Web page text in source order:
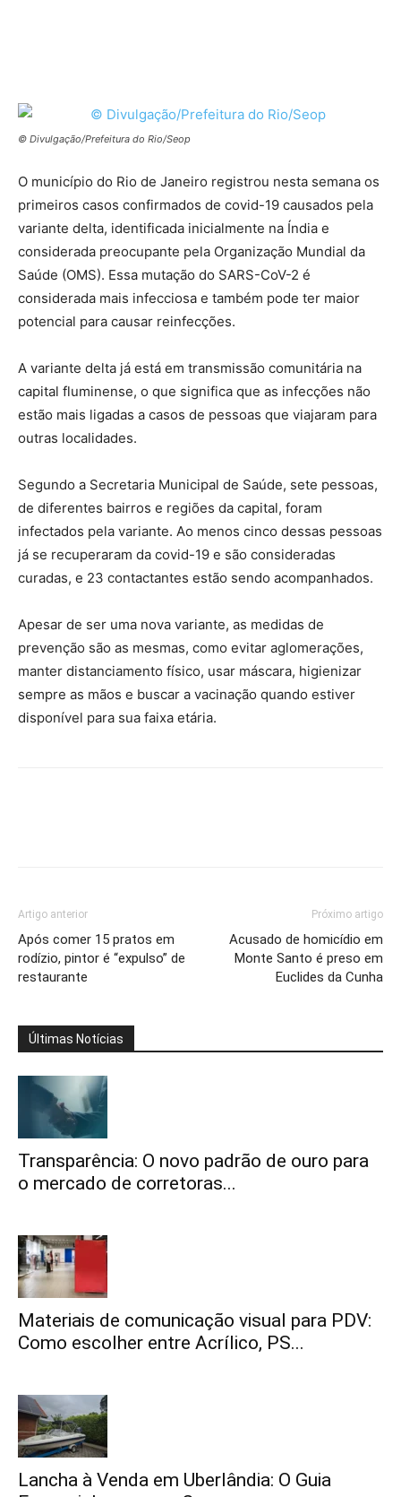
© Divulgação/Prefeitura do Rio/Seop
O município do Rio de Janeiro registrou nesta semana os
primeiros casos confirmados de covid-19 causados pela
variante delta, identificada inicialmente na Índia e
considerada preocupante pela Organização Mundial da
Saúde (OMS). Essa mutação do SARS-CoV-2 é
considerada mais infecciosa e também pode ter maior
potencial para causar reinfecções.
A variante delta já está em transmissão comunitária na
capital fluminense, o que significa que as infecções não
estão mais ligadas a casos de pessoas que viajaram para
outras localidades.
Segundo a Secretaria Municipal de Saúde, sete pessoas,
de diferentes bairros e regiões da capital, foram
infectados pela variante. Ao menos cinco dessas pessoas
já se recuperaram da covid-19 e são consideradas
curadas, e 23 contactantes estão sendo acompanhados.
Apesar de ser uma nova variante, as medidas de
prevenção são as mesmas, como evitar aglomerações,
manter distanciamento físico, usar máscara, higienizar
sempre as mãos e buscar a vacinação quando estiver
disponível para sua faixa etária.
Artigo anterior
Após comer 15 pratos em
rodízio, pintor é “expulso” de
restaurante
Próximo artigo
Acusado de homicídio em
Monte Santo é preso em
Euclides da Cunha
Últimas Notícias
Transparência: O novo padrão de ouro para
o mercado de corretoras...
Materiais de comunicação visual para PDV:
Como escolher entre Acrílico, PS...
Lancha à Venda em Uberlândia: O Guia